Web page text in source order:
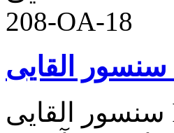
سنسور القایی IPS-208-OA-18 سنسور القایی IPS-208-OA-